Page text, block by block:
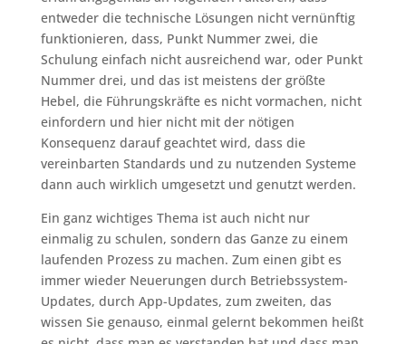
entweder die technische Lösungen nicht vernünftig
funktionieren, dass, Punkt Nummer zwei, die
Schulung einfach nicht ausreichend war, oder Punkt
Nummer drei, und das ist meistens der größte
Hebel, die Führungskräfte es nicht vormachen, nicht
einfordern und hier nicht mit der nötigen
Konsequenz darauf geachtet wird, dass die
vereinbarten Standards und zu nutzenden Systeme
dann auch wirklich umgesetzt und genutzt werden.
Ein ganz wichtiges Thema ist auch nicht nur
einmalig zu schulen, sondern das Ganze zu einem
laufenden Prozess zu machen. Zum einen gibt es
immer wieder Neuerungen durch Betriebssystem-
Updates, durch App-Updates, zum zweiten, das
wissen Sie genauso, einmal gelernt bekommen heißt